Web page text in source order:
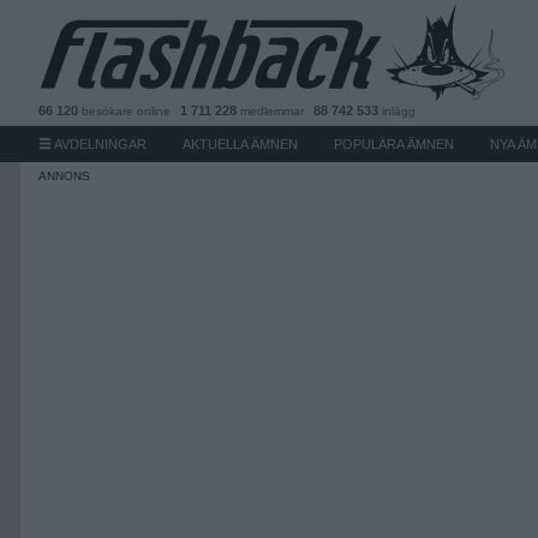
66 120 besökare online 1 711 228 medlemmar 88 742 533 inlägg
AVDELNINGAR AKTUELLA ÄMNEN POPULÄRA ÄMNEN NYA